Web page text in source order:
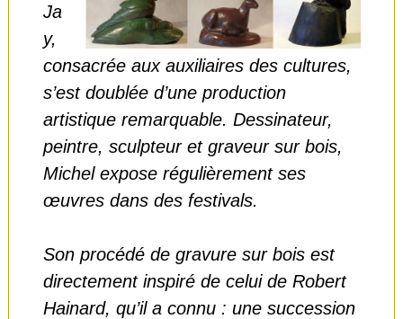
Ja
y,
consacrée aux auxiliaires des cultures,
s’est doublée d’une production
artistique remarquable. Dessinateur,
peintre, sculpteur et graveur sur bois,
Michel expose régulièrement ses
œuvres dans des festivals.
Son procédé de gravure sur bois est
directement inspiré de celui de Robert
Hainard, qu’il a connu : une succession